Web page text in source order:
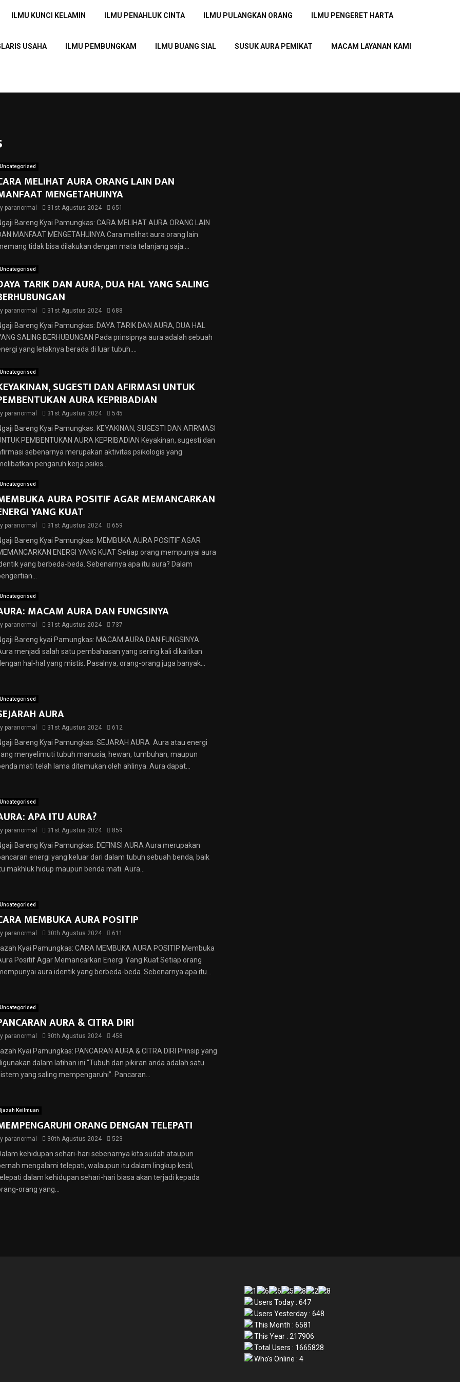
ILMU KUNCI KELAMIN ILMU PENAHLUK CINTA ILMU PULANGKAN ORANG ILMU PENGERET HARTA
USAHA ILMU PEMBUNGKAM ILMU BUANG SIAL SUSUK AURA PEMIKAT MACAM LAYANAN KAMI
Uncategorised
MELIHAT AURA ORANG LAIN DAN
MENGETAHUINYA
paranormal 31st Agustus 2024 651
Bareng Kyai Pamungkas: CARA MELIHAT AURA ORANG LAIN
MANFAAT MENGETAHUINYA Cara melihat aura orang lain
tidak bisa dilakukan dengan mata telanjang saja....
Uncategorised
TARIK DAN AURA, DUA HAL YANG SALING
paranormal 31st Agustus 2024 688
Bareng Kyai Pamungkas: DAYA TARIK DAN AURA, DUA HAL
SALING BERHUBUNGAN Pada prinsipnya aura adalah sebuah
yang letaknya berada di luar tubuh....
Uncategorised
SUGESTI DAN AFIRMASI UNTUK
AURA KEPRIBADIAN
paranormal 31st Agustus 2024 545
Bareng Kyai Pamungkas: KEYAKINAN, SUGESTI DAN AFIRMASI
PEMBENTUKAN AURA KEPRIBADIAN Keyakinan, sugesti dan
sebenarnya merupakan aktivitas psikologis yang
pengaruh kerja psikis...
Uncategorised
AURA POSITIF AGAR MEMANCARKAN
YANG KUAT
paranormal 31st Agustus 2024 659
Bareng Kyai Pamungkas: MEMBUKA AURA POSITIF AGAR
ENERGI YANG KUAT Setiap orang mempunyai aura
yang berbeda-beda. Sebenarnya apa itu aura? Dalam
Uncategorised
MACAM AURA DAN FUNGSINYA
paranormal 31st Agustus 2024 737
Bareng kyai Pamungkas: MACAM AURA DAN FUNGSINYA
menjadi salah satu pembahasan yang sering kali dikaitkan
hal-hal yang mistis. Pasalnya, orang-orang juga banyak...
Uncategorised
AURA
paranormal 31st Agustus 2024 612
Bareng Kyai Pamungkas: SEJARAH AURA Aura atau energi
menyelimuti tubuh manusia, hewan, tumbuhan, maupun
mati telah lama ditemukan oleh ahlinya. Aura dapat...
Uncategorised
APA ITU AURA?
paranormal 31st Agustus 2024 859
Bareng Kyai Pamungkas: DEFINISI AURA Aura merupakan
energi yang keluar dari dalam tubuh sebuah benda, baik
makhluk hidup maupun benda mati. Aura...
Uncategorised
MEMBUKA AURA POSITIP
paranormal 30th Agustus 2024 611
Kyai Pamungkas: CARA MEMBUKA AURA POSITIP Membuka
Positif Agar Memancarkan Energi Yang Kuat Setiap orang
aura identik yang berbeda-beda. Sebenarnya apa itu...
Uncategorised
AURA & CITRA DIRI
paranormal 30th Agustus 2024 458
Kyai Pamungkas: PANCARAN AURA & CITRA DIRI Prinsip yang
dalam latihan ini “Tubuh dan pikiran anda adalah satu
yang saling mempengaruhi”. Pancaran...
Ijazah Keilmuan
ORANG DENGAN TELEPATI
paranormal 30th Agustus 2024 523
kehidupan sehari-hari sebenarnya kita sudah ataupun
mengalami telepati, walaupun itu dalam lingkup kecil,
dalam kehidupan sehari-hari biasa akan terjadi kepada
orang yang...
Users Today : 647
Users Yesterday : 648
This Month : 6581
This Year : 217906
Total Users : 1665828
Who's Online : 4